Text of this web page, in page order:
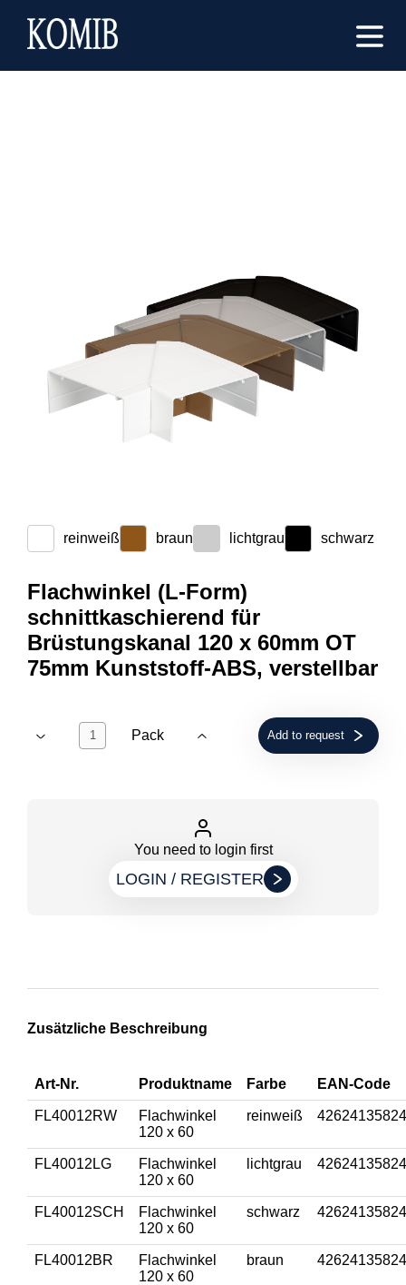
reinweiß braun lichtgrau schwarz
Flachwinkel (L-Form)
schnittkaschierend für
Brüstungskanal 120 x 60mm OT
75mm Kunststoff-ABS, verstellbar
Pack Add to request
You need to login first
LOGIN / REGISTER
Zusätzliche Beschreibung
Art-Nr. Produktname Farbe EAN-Code
FL40012RW
Flachwinkel
120 x 60
reinweiß
FL40012LG
Flachwinkel
120 x 60
lichtgrau
FL40012SCH
Flachwinkel
120 x 60
schwarz
FL40012BR
Flachwinkel
120 x 60
braun